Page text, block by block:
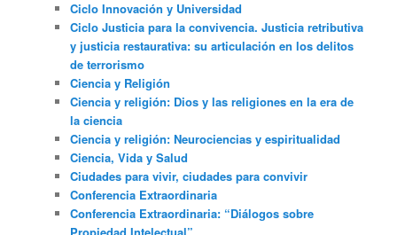
Ciclo Innovación y Universidad
Ciclo Justicia para la convivencia. Justicia retributiva
y justicia restaurativa: su articulación en los delitos
de terrorismo
Ciencia y Religión
Ciencia y religión: Dios y las religiones en la era de
la ciencia
Ciencia y religión: Neurociencias y espiritualidad
Ciencia, Vida y Salud
Ciudades para vivir, ciudades para convivir
Conferencia Extraordinaria
Conferencia Extraordinaria: “Diálogos sobre